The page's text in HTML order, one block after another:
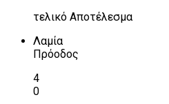
τελικό Αποτέλεσμα
Λαμία
Πρόοδος
4
0